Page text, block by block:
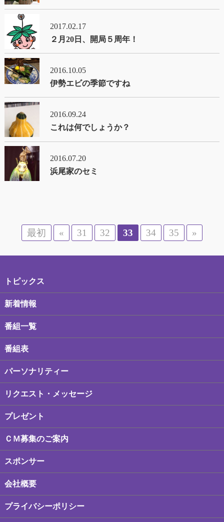
2017.02.17
２月20日、開局５周年！
2016.10.05
伊勢エビの季節ですね
2016.09.24
これは何でしょうか？
2016.07.20
浜尾家のセミ
最初 « 31 32 33 34 35 »
トピックス
新着情報
番組一覧
番組表
パーソナリティー
リクエスト・メッセージ
プレゼント
ＣＭ募集のご案内
スポンサー
会社概要
プライバシーポリシー